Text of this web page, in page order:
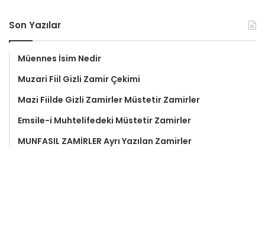
Son Yazılar
Müennes İsim Nedir
Muzari Fiil Gizli Zamir Çekimi
Mazi Fiilde Gizli Zamirler Müstetir Zamirler
Emsile-i Muhtelifedeki Müstetir Zamirler
MUNFASIL ZAMİRLER Ayrı Yazılan Zamirler